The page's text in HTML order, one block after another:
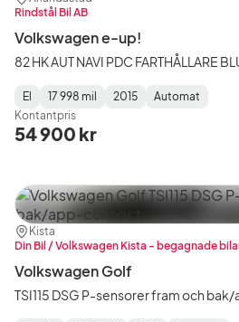
Rindstål Bil AB
Volkswagen e-up!
82 HK AUT NAVI PDC FARTHÅLLARE
Fuel
Type:
El
Mätarställning :
17 998 mil
Model
Year:
2015
Gearbox
Type:
Automat
Kontantpris
54 900 kr
Plats:
Kista
Återförsäljare:
Din Bil / Volkswagen Kista - begagnade
Volkswagen Golf
TSI115 DSG P-sensorer fram och